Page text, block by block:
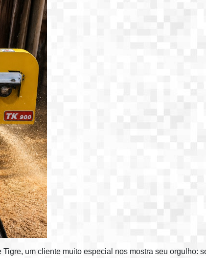
um cliente muito especial nos mostra seu orgulho: